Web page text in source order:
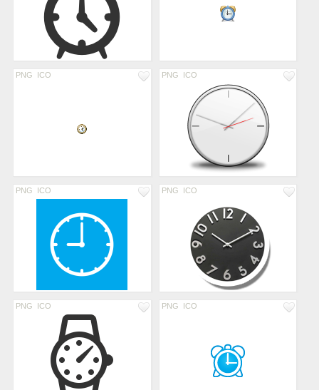
PNG ICO PNG ICO
PNG ICO PNG ICO
PNG ICO PNG ICO